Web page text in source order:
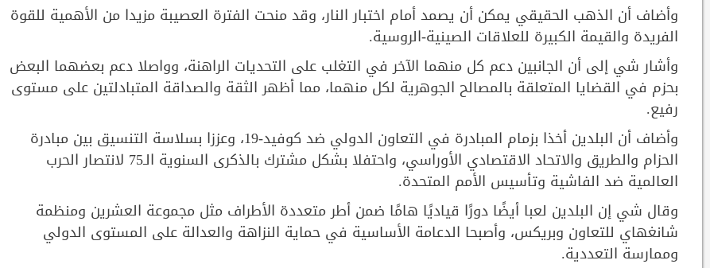
وأضاف أن الذهب الحقيقي يمكن أن يصمد أمام اختبار النار، وقد منحت الفترة العصيبة مزيدا من الأهمية للقوة
الفريدة والقيمة الكبيرة للعلاقات الصينية-الروسية.
وأشار شي إلى أن الجانبين دعم كل منهما الآخر في التغلب على التحديات الراهنة، وواصلا دعم بعضهما البعض
بحزم في القضايا المتعلقة بالمصالح الجوهرية لكل منهما، مما أظهر الثقة والصداقة المتبادلتين على مستوى
رفيع.
وأضاف أن البلدين أخذا بزمام المبادرة في التعاون الدولي ضد كوفيد-19، وعززا بسلاسة التنسيق بين مبادرة
الحزام والطريق والاتحاد الاقتصادي الأوراسي، واحتفلا بشكل مشترك بالذكرى السنوية الـ75 لانتصار الحرب
العالمية ضد الفاشية وتأسيس الأمم المتحدة.
وقال شي إن البلدين لعبا أيضًا دورًا قياديًا هامًا ضمن أطر متعددة الأطراف مثل مجموعة العشرين ومنظمة
شانغهاي للتعاون وبريكس، وأصبحا الدعامة الأساسية في حماية النزاهة والعدالة على المستوى الدولي
وممارسة التعددية.